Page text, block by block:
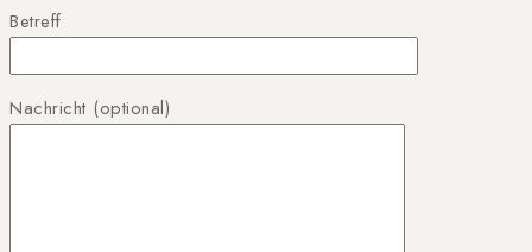
Betreff
Nachricht (optional)